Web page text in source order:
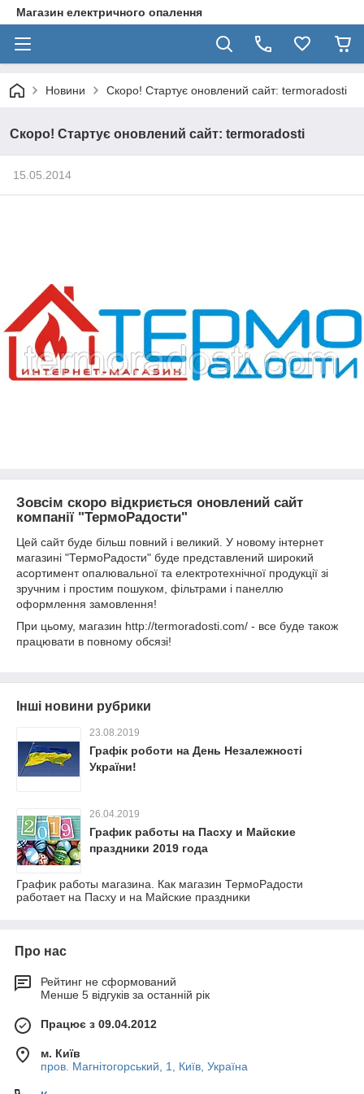
Магазин електричного опалення
Новини Скоро! Стартує оновлений сайт: termoradosti
Скоро! Стартує оновлений сайт: termoradosti
15.05.2014
Зовсім скоро відкриється оновлений сайт
компанії "ТермоРадости"
Цей сайт буде більш повний і великий. У новому інтернет
магазині "ТермоРадости" буде представлений широкий
асортимент опалювальної та електротехнічної продукції зі
зручним і простим пошуком, фільтрами і панеллю
оформлення замовлення!
При цьому, магазин http://termoradosti.com/ - все буде також
працювати в повному обсязі!
Інші новини рубрики
23.08.2019
Графік роботи на День Незалежності
України!
26.04.2019
График работы на Пасху и Майские
праздники 2019 года
График работы магазина. Как магазин ТермоРадости
работает на Пасху и на Майские праздники
Про нас
Рейтинг не сформований
Менше 5 відгуків за останній рік
Працює з 09.04.2012
м. Київ
пров. Магнітогорський, 1, Київ, Україна